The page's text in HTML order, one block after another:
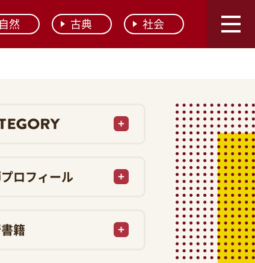
自然 古典 社会
ロフィール
籍